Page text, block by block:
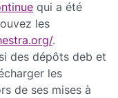
qui a été
les
.
des dépôts deb et
les
de ses mises à